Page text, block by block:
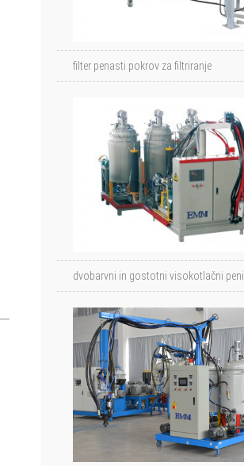
filter penasti pokrov za filtriranje
dvobarvni in gostotni visokotlačni peni